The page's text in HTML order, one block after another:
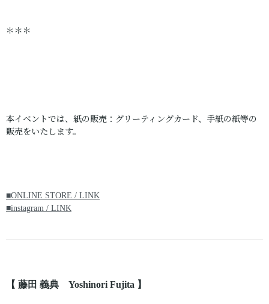
＊＊＊
本イベントでは、紙の販売：グリーティングカード、手紙の紙等の
販売をいたします。
■ONLINE STORE / LINK
■instagram / LINK
【 藤田 義典 Yoshinori Fujita 】